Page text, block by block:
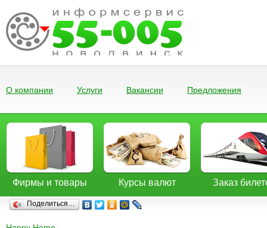
О компании Услуги Вакансии Предложения
Фирмы и товары Курсы валют Заказ
Поделиться…